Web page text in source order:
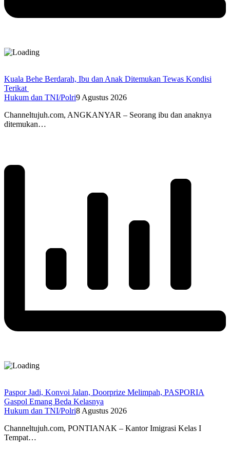
Kuala Behe Berdarah, Ibu dan Anak Ditemukan Tewas Kondisi
Terikat
Hukum dan TNI/Polri9 Agustus 2026
Channeltujuh.com, ANGKANYAR – Seorang ibu dan anaknya
ditemukan…
Paspor Jadi, Konvoi Jalan, Doorprize Melimpah, PASPORIA
Gaspol Emang Beda Kelasnya
Hukum dan TNI/Polri8 Agustus 2026
Channeltujuh.com, PONTIANAK – Kantor Imigrasi Kelas I
Tempat…